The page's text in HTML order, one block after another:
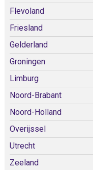
Flevoland
Friesland
Gelderland
Groningen
Limburg
Noord-Brabant
Noord-Holland
Overijssel
Utrecht
Zeeland